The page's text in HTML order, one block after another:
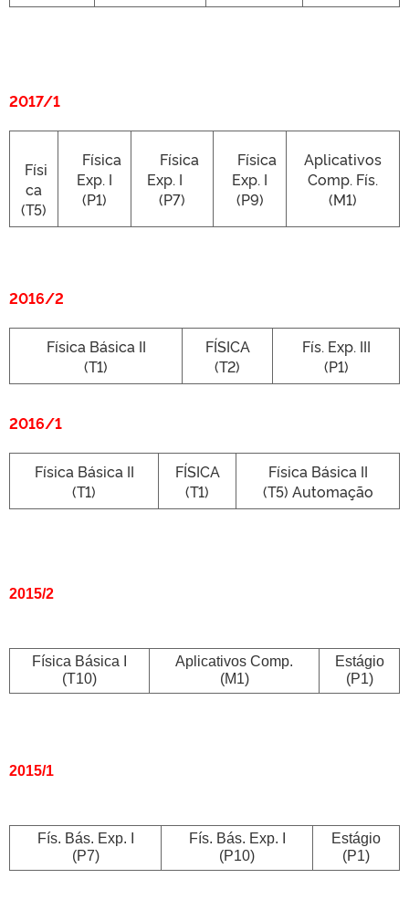
2017/1
Físi
ca
(T5)
Física
Exp. I
(P1)
Física
Exp. I
(P7)
Física
Exp. I
(P9)
Aplicativos
Comp. Fís.
(M1)
2016/2
Física Básica II
(T1)
FÍSICA
(T2)
Fís. Exp. III
(P1)
2016/1
Física Básica II
(T1)
FÍSICA
(T1)
Física Básica II
(T5) Automação
2015/2
Física Básica I
(T10)
Aplicativos Comp.
(M1)
Estágio
(P1)
2015/1
Fís. Bás. Exp. I
(P7)
Fís. Bás. Exp. I
(P10)
Estágio
(P1)